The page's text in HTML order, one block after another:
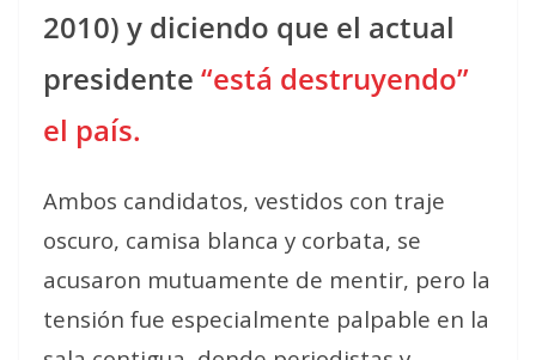
2010) y diciendo que el actual
presidente “está destruyendo”
el país.
Ambos candidatos, vestidos con traje
oscuro, camisa blanca y corbata, se
acusaron mutuamente de mentir, pero la
tensión fue especialmente palpable en la